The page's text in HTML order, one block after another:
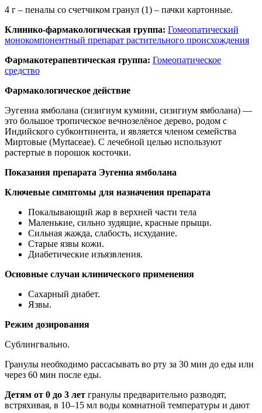
4 г – пеналы со счетчиком гранул (1) – пачки картонные.
Клинико-фармакологическая группа: Гомеопатический
монокомпонентный препарат растительного происхождения
Фармакотерапевтическая группа: Гомеопатическое
средство
Фармакологическое действие
Эугениа ямболана (сизигиум кумини, сизигиум ямболана) —
это большое тропическое вечнозелёное дерево, родом с
Индийского субконтинента, и является членом семейства
Миртовые (Myrtaceae). С лечебной целью используют
растертые в порошок косточки.
Показания препарата Эугениа ямболана
Ключевые симптомы для назначения препарата
Покалывающий жар в верхней части тела
Маленькие, сильно зудящие, красные прыщи.
Сильная жажда, слабость, исхудание.
Старые язвы кожи.
Диабетические изъязвления.
Основные случаи клинического применения
Сахарный диабет.
Язвы.
Режим дозирования
Сублингвально.
Гранулы необходимо рассасывать во рту за 30 мин до еды или
через 60 мин после еды.
Детям от 0 до 3 лет гранулы предварительно разводят,
встряхивая, в 10–15 мл воды комнатной температуры и дают